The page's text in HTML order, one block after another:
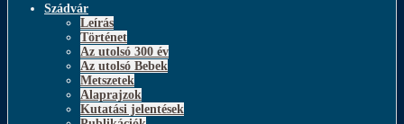
Szádvár
Leírás
Történet
Az utolsó 300 év
Az utolsó Bebek
Metszetek
Alaprajzok
Kutatási jelentések